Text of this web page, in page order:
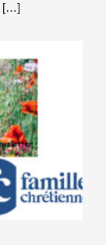
[…]